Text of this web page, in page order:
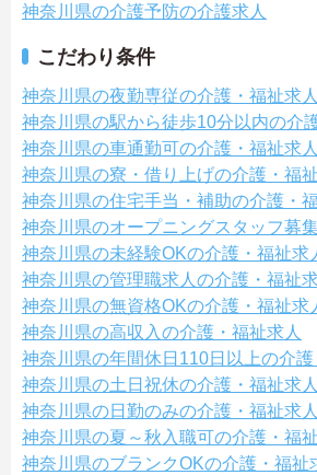
神奈川県の介護予防の介護求人
こだわり条件
神奈川県の夜勤専従の介護・福祉求人
神奈川県の駅から徒歩10分以内の介
神奈川県の車通勤可の介護・福祉求人
神奈川県の寮・借り上げの介護・福
神奈川県の住宅手当・補助の介護・
神奈川県のオープニングスタッフ募
神奈川県の未経験OKの介護・福祉求
神奈川県の管理職求人の介護・福祉
神奈川県の無資格OKの介護・福祉求
神奈川県の高収入の介護・福祉求人
神奈川県の年間休日110日以上の介護
神奈川県の土日祝休の介護・福祉求人
神奈川県の日勤のみの介護・福祉求人
神奈川県の夏～秋入職可の介護・福
神奈川県のブランクOKの介護・福祉